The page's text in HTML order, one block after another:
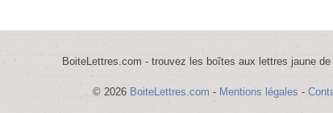
BoiteLettres.com - trouvez les boîtes aux lettres jaune
© 2026 BoiteLettres.com - Mentions légales -